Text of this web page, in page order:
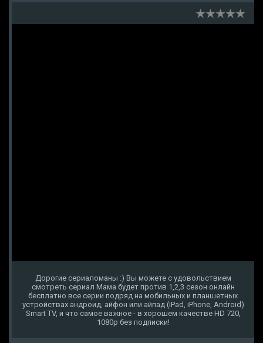
Дорогие сериаломаны :) Вы можете с удовольствием
смотреть сериал Мама будет против 1,2,3 сезон онлайн
бесплатно все серии подряд на мобильных и планшетных
устройствах андроид, айфон или айпад (iPad, iPhone, Android)
Smart TV, и что самое важное - в хорошем качестве HD 720,
1080p без подписки!